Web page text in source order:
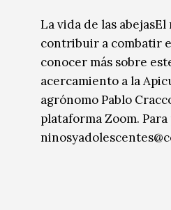
Música
Música
Sin categoríaSin categoría
La vida de las
contribuir a combatir
conocer más sobre
acercamiento a la
agrónomo Pablo
plataforma Zoom.